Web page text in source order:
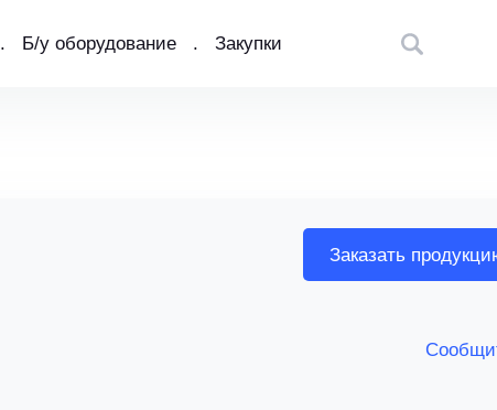
Б/у оборудование Закупки
Заказать